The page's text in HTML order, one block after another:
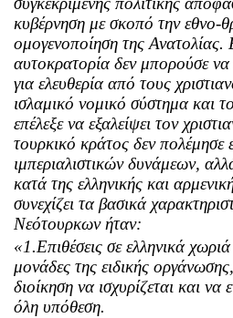
κυβέρνηση με σκοπό την εθνο-
ομογενοποίηση της
αυτοκρατορία δεν μπορούσε να
για ελευθερία από τους
ισλαμικό νομικό σύστημα και
επέλεξε να εξαλείψει τον
τουρκικό κράτος δεν πολέμησε
ιμπεριαλιστικών δυνάμεων,
κατά της ελληνικής και
συνεχίζει τα βασικά
Νεότουρκων ήταν:
«1.Επιθέσεις σε ελληνικά
μονάδες της ειδικής
διοίκηση να ισχυρίζεται και να
όλη υπόθεση.